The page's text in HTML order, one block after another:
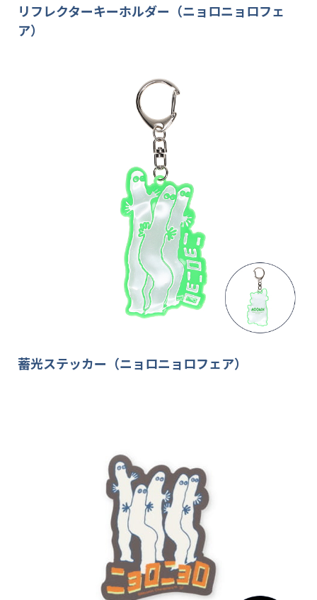
リフレクターキーホルダー（ニョロニョロフェ
ア）
蓄光ステッカー（ニョロニョロフェア）